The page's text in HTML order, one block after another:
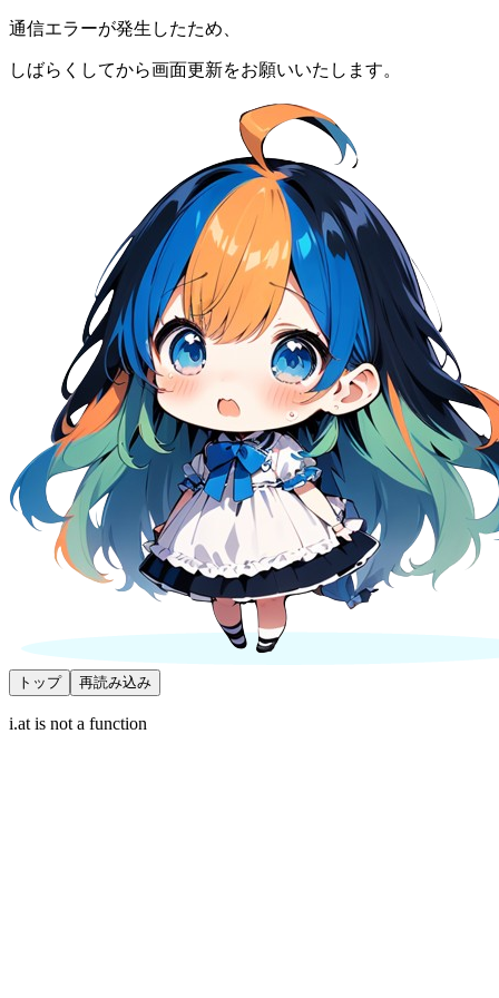
通信エラーが発生したため、
しばらくしてから画面更新をお願いいたします。
トップ 再読み込み
i.at is not a function